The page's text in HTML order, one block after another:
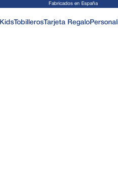
Fabricados en España
KidsTobillerosTarjeta Regalo